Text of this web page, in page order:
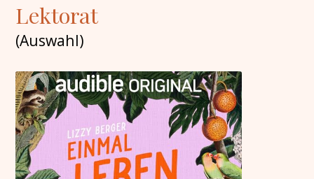
Lektorat
(Auswahl)